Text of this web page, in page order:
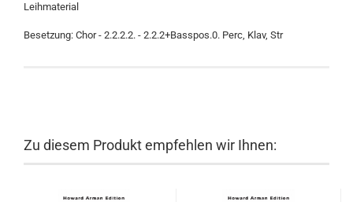
Leihmaterial
Besetzung: Chor - 2.2.2.2. - 2.2.2+Basspos.0. Perc, Klav, Str
Zu diesem Produkt empfehlen wir Ihnen: